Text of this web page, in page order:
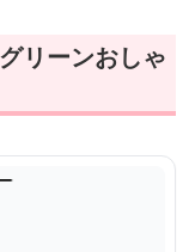
リーンおしゃ